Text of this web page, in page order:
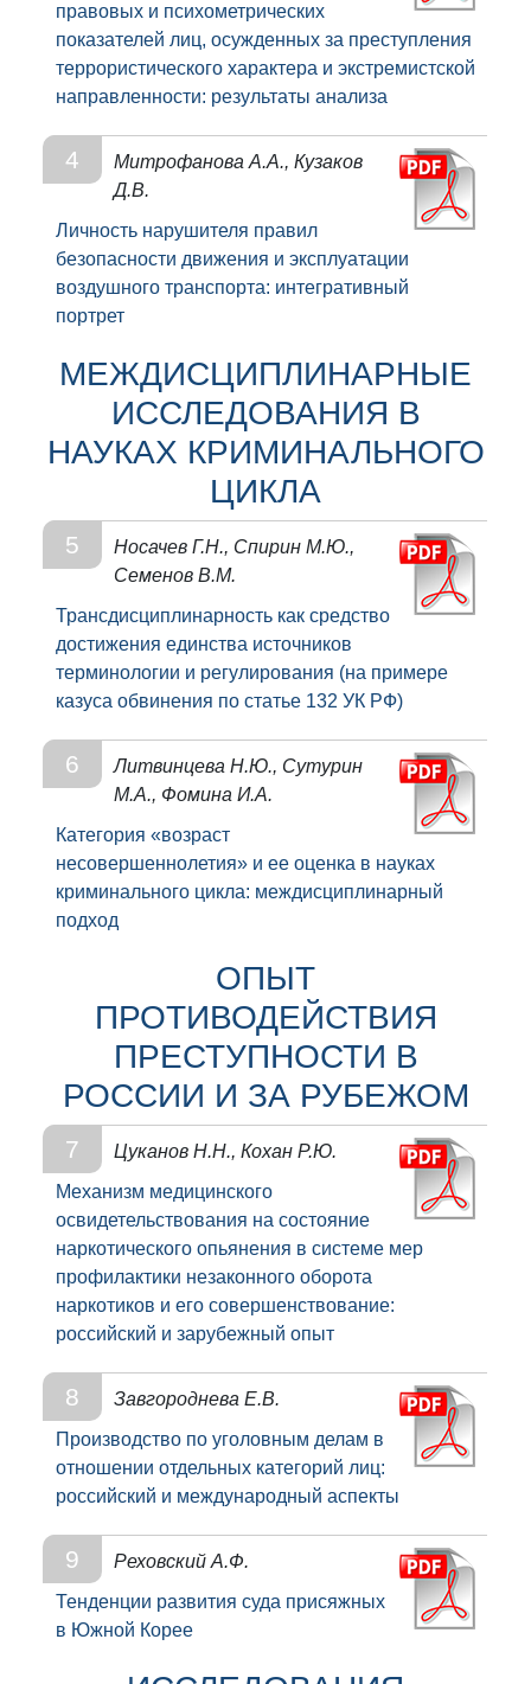
правовых и психометрических
показателей лиц, осужденных за преступления
террористического характера и экстремистской
направленности: результаты анализа
4
Митрофанова А.А., Кузаков
Д.В.
Личность нарушителя правил
безопасности движения и эксплуатации
воздушного транспорта: интегративный
портрет
МЕЖДИСЦИПЛИНАРНЫЕ
ИССЛЕДОВАНИЯ В
НАУКАХ КРИМИНАЛЬНОГО
ЦИКЛА
5
Носачев Г.Н., Спирин М.Ю.,
Семенов В.М.
Трансдисциплинарность как средство
достижения единства источников
терминологии и регулирования (на примере
казуса обвинения по статье 132 УК РФ)
6
Литвинцева Н.Ю., Сутурин
М.А., Фомина И.А.
Категория «возраст
несовершеннолетия» и ее оценка в науках
криминального цикла: междисциплинарный
подход
ОПЫТ
ПРОТИВОДЕЙСТВИЯ
ПРЕСТУПНОСТИ В
РОССИИ И ЗА РУБЕЖОМ
7
Цуканов Н.Н., Кохан Р.Ю.
Механизм медицинского
освидетельствования на состояние
наркотического опьянения в системе мер
профилактики незаконного оборота
наркотиков и его совершенствование:
российский и зарубежный опыт
8
Завгороднева Е.В.
Производство по уголовным делам в
отношении отдельных категорий лиц:
российский и международный аспекты
9
Реховский А.Ф.
Тенденции развития суда присяжных
в Южной Корее